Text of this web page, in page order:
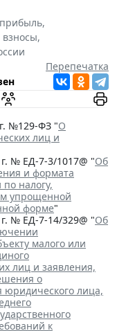
,
взносы,
Перепечатка
№129-ФЗ "О
лиц и
№ ЕД-7-3/1017@ "Об
и формата
налогу,
упрощенной
форме"
№ ЕД-7-14/329@ "Об
малого или
лиц и заявления,
о
лица,
к